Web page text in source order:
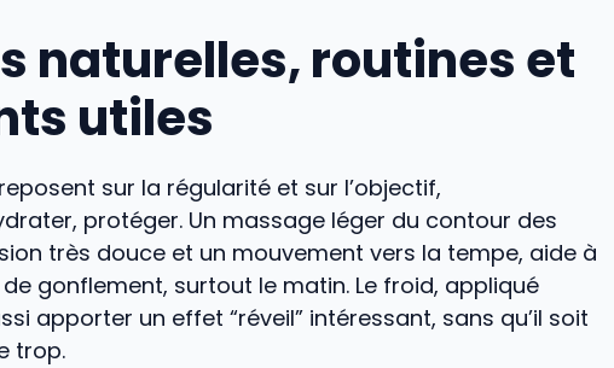
naturelles, routines et
utiles
sur la régularité et sur l’objectif,
protéger. Un massage léger du contour des
très douce et un mouvement vers la tempe, aide à
gonflement, surtout le matin. Le froid, appliqué
apporter un effet “réveil” intéressant, sans qu’il soit
trop.